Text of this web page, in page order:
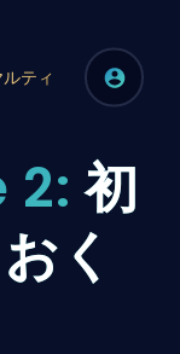
ティ
2:初
く